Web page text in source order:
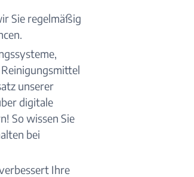
Sie regelmäßig
unserer
digitale
So wissen Sie
bei
Ihre